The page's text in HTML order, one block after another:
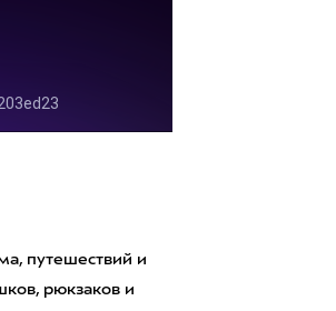
путешествий и
рюкзаков и